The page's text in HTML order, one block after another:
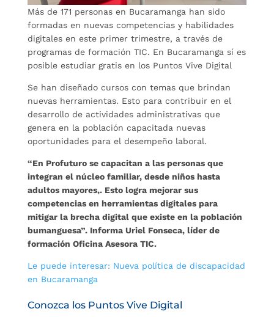
Más de 171 personas en Bucaramanga han sido
formadas en nuevas competencias y habilidades
digitales en este primer trimestre, a través de
programas de formación TIC. En Bucaramanga sí es
posible estudiar gratis en los Puntos Vive Digital
Se han diseñado cursos con temas que brindan
nuevas herramientas. Esto para contribuir en el
desarrollo de actividades administrativas que
genera en la población capacitada nuevas
oportunidades para el desempeño laboral.
“En Profuturo se capacitan a las personas que
integran el núcleo familiar, desde niños hasta
adultos mayores,. Esto logra mejorar sus
competencias en herramientas digitales para
mitigar la brecha digital que existe en la población
bumanguesa”. Informa Uriel Fonseca, líder de
formación Oficina Asesora TIC.
Le puede interesar: Nueva política de discapacidad
en Bucaramanga
Conozca los Puntos Vive Digital